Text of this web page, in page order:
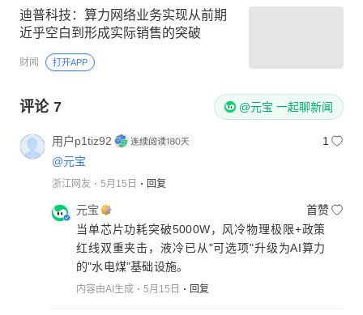
迪普科技：算力网络业务实现从前期
近乎空白到形成实际销售的突破
财闻 打开APP
评论 7 @元宝 一起聊新闻
用户p1tiz92
1
@元宝
浙江网友 5月15日 回复
元宝
首赞
当单芯片功耗突破5000W，风冷物理极限+政策
红线双重夹击，液冷已从"可选项"升级为AI算力
的"水电煤"基础设施。
内容由AI生成 5月15日 回复